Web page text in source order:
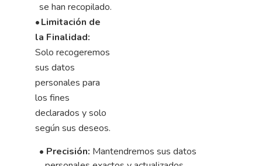
se han recopilado.
•Limitación de
la Finalidad:
Solo recogeremos
sus datos
personales para
los fines
declarados y solo
según sus deseos.
• Precisión: Mantendremos sus datos